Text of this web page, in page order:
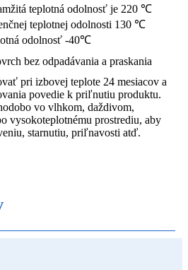
teplotná odolnosť je 220 ℃
teplotnej odolnosti 130 ℃
odolnosť -40℃
bez odpadávania a praskania
pri izbovej teplote 24 mesiacov a
povedie k priľnutiu produktu.
vo vlhkom, daždivom,
vysokoteplotnému prostrediu, aby
starnutiu, priľnavosti atď.